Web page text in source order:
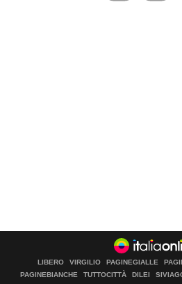
LIBERO VIRGILIO PAGINEGIALLE
PAGINEBIANCHE
TUTTOCITTÀ DILEI